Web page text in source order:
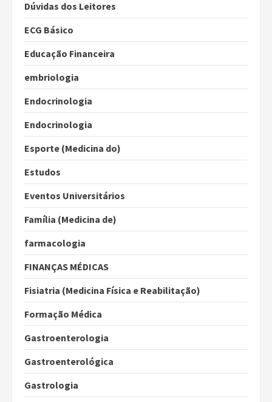
Dúvidas dos Leitores
ECG Básico
Educação Financeira
embriologia
Endocrinologia
Endocrinologia
Esporte (Medicina do)
Estudos
Eventos Universitários
Família (Medicina de)
farmacologia
FINANÇAS MÉDICAS
Fisiatria (Medicina Física e Reabilitação)
Formação Médica
Gastroenterologia
Gastroenterológica
Gastrologia